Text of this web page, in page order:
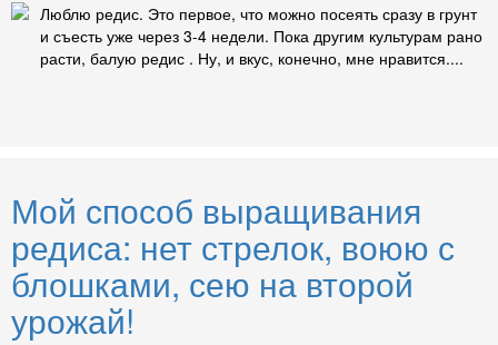
Люблю редис. Это первое, что можно посеять сразу в грунт
и съесть уже через 3-4 недели. Пока другим культурам рано
расти, балую редис . Ну, и вкус, конечно, мне нравится....
Мой способ выращивания
редиса: нет стрелок, воюю с
блошками, сею на второй
урожай!